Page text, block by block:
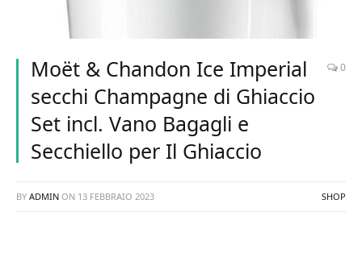
Moët & Chandon Ice Imperial
secchi Champagne di Ghiaccio
Set incl. Vano Bagagli e
Secchiello per Il Ghiaccio
0
BY ADMIN ON 13 FEBBRAIO 2023 SHOP